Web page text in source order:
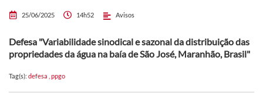
25/06/2025 14h52 Avisos
Defesa "Variabilidade sinodical e sazonal da distribuição das
propriedades da água na baía de São José, Maranhão, Brasil"
Tag(s): defesa ppgo